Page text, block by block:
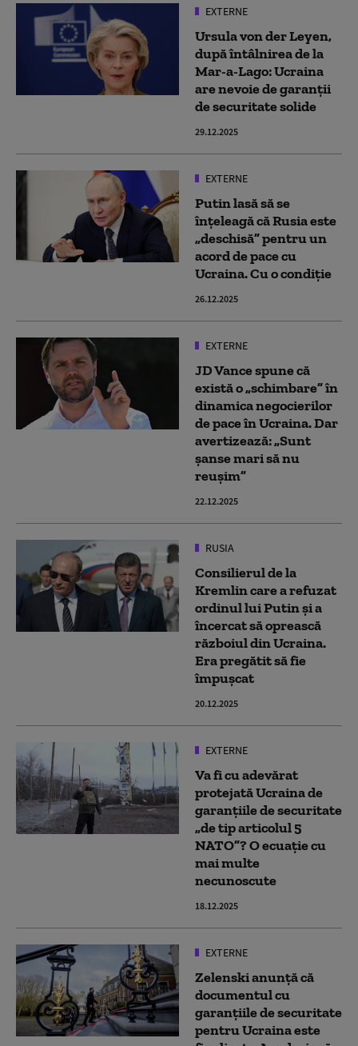
EXTERNE
Ursula von der Leyen,
după întâlnirea de la
Mar-a-Lago: Ucraina
are nevoie de garanţii
de securitate solide
29.12.2025
EXTERNE
Putin lasă să se
înţeleagă că Rusia este
„deschisă” pentru un
acord de pace cu
Ucraina. Cu o condiție
26.12.2025
EXTERNE
JD Vance spune că
există o „schimbare” în
dinamica negocierilor
de pace în Ucraina. Dar
avertizează: „Sunt
șanse mari să nu
reușim”
22.12.2025
RUSIA
Consilierul de la
Kremlin care a refuzat
ordinul lui Putin și a
încercat să oprească
războiul din Ucraina.
Era pregătit să fie
împușcat
20.12.2025
EXTERNE
Va fi cu adevărat
protejată Ucraina de
garanțiile de securitate
„de tip articolul 5
NATO”? O ecuație cu
mai multe
necunoscute
18.12.2025
EXTERNE
Zelenski anunţă că
documentul cu
garanţiile de securitate
pentru Ucraina este